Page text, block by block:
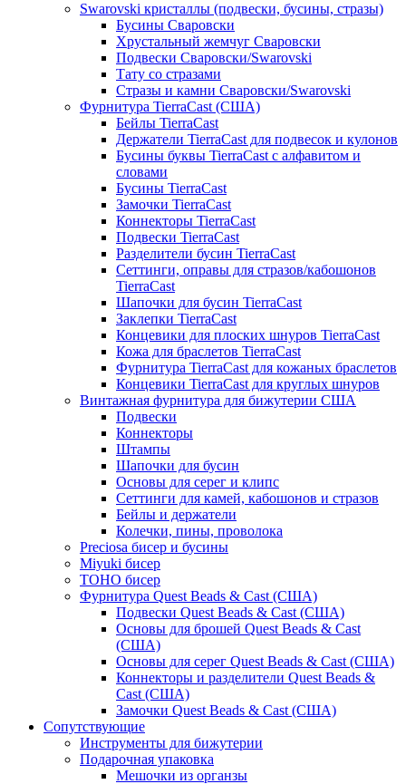
Swarovski кристаллы (подвески, бусины, стразы)
Бусины Сваровски
Хрустальный жемчуг Сваровски
Подвески Сваровски/Swarovski
Тату со стразами
Стразы и камни Сваровски/Swarovski
Фурнитура TierraCast (США)
Бейлы TierraCast
Держатели TierraCast для подвесок и кулонов
Бусины буквы TierraCast с алфавитом и
словами
Бусины TierraCast
Замочки TierraCast
Коннекторы TierraCast
Подвески TierraCast
Разделители бусин TierraCast
Сеттинги, оправы для стразов/кабошонов
TierraCast
Шапочки для бусин TierraCast
Заклепки TierraCast
Концевики для плоских шнуров TierraCast
Кожа для браслетов TierraCast
Фурнитура TierraCast для кожаных браслетов
Концевики TierraCast для круглых шнуров
Винтажная фурнитура для бижутерии США
Подвески
Коннекторы
Штампы
Шапочки для бусин
Основы для серег и клипс
Сеттинги для камей, кабошонов и стразов
Бейлы и держатели
Колечки, пины, проволока
Preciosa бисер и бусины
Miyuki бисер
TOHO бисер
Фурнитура Quest Beads & Cast (США)
Подвески Quest Beads & Cast (США)
Основы для брошей Quest Beads & Cast
(США)
Основы для серег Quest Beads & Cast (США)
Коннекторы и разделители Quest Beads &
Cast (США)
Замочки Quest Beads & Cast (США)
Сопутствующие
Инструменты для бижутерии
Подарочная упаковка
Мешочки из органзы